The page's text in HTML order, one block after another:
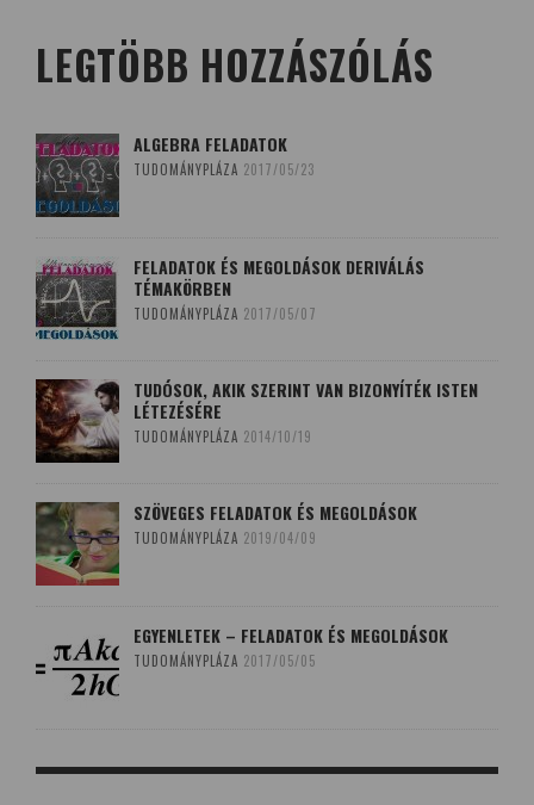
LEGTÖBB HOZZÁSZÓLÁS
ALGEBRA FELADATOK
TUDOMÁNYPLÁZA 2017/05/23
FELADATOK ÉS MEGOLDÁSOK DERIVÁLÁS
TÉMAKÖRBEN
TUDOMÁNYPLÁZA 2017/05/07
TUDÓSOK, AKIK SZERINT VAN BIZONYÍTÉK ISTEN
LÉTEZÉSÉRE
TUDOMÁNYPLÁZA 2014/10/19
SZÖVEGES FELADATOK ÉS MEGOLDÁSOK
TUDOMÁNYPLÁZA 2019/04/09
EGYENLETEK – FELADATOK ÉS MEGOLDÁSOK
TUDOMÁNYPLÁZA 2017/05/05